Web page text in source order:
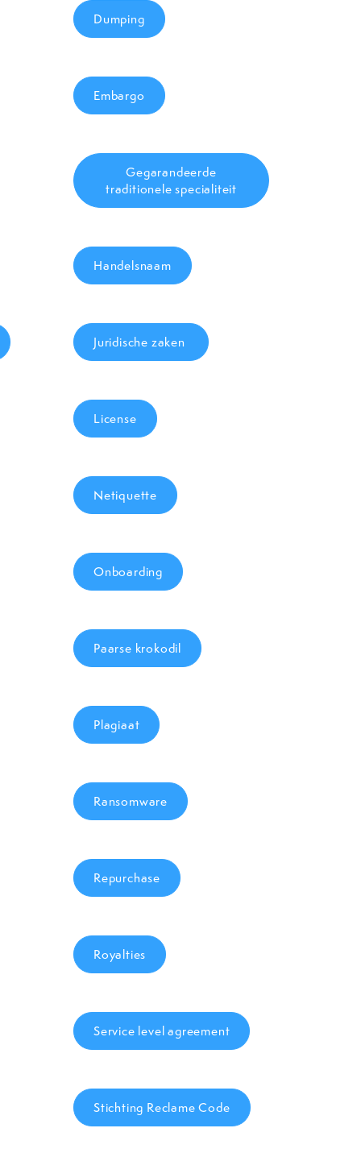
Dumping
Embargo
Gegarandeerde
traditionele specialiteit
Handelsnaam
Juridische zaken
License
Netiquette
Onboarding
Paarse krokodil
Plagiaat
Ransomware
Repurchase
Royalties
Service level agreement
Stichting Reclame Code